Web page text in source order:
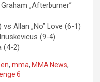
„Afterburner”
vs Allan „No” Love (6-1)
(9-4)
(4-2)
, mma, MMA News,
6